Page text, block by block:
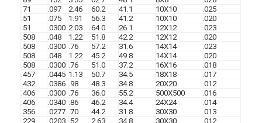
.71
.097 2.46 60.2 41.1 10X10
.025
.51
.075 1.91 56.3 41.2 10X10
.020
.51
.0300 2.03 64.0 26.1 12X12
.023
.508
.048 1.22 51.8 42.2 12X12
.020
.508
.0300 .76 57.2 31.6 14X14
.023
.508
.048 1.22 45.2 49.8 14X14
.020
.508
.0300 .76 51.0 37.2 16X16
.018
.457
.0445 1.13 50.7 34.5 18X18
.017
.432
.0386 .98 48.3 34.8 20X20
.012
.406
.0300 .76 36.0 55.2 500X500
.016
.406
.0340 .86 46.2 34.4 24X24
.014
.356
.0277 .70 44.2 31.8 30X30
.013
.229
.0203 .52 2.63 34.8 30X30
.012